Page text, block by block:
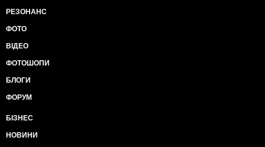
РЕЗОНАНС
ФОТО
ВІДЕО
ФОТОШОПИ
БЛОГИ
ФОРУМ
БІЗНЕС
НОВИНИ